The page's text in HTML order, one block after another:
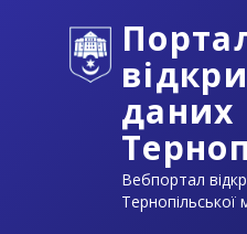
даних
Вебпортал
Тернопільської